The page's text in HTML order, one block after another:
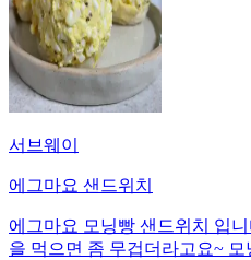
서브웨이
에그마요 샌드위치
에그마요 모닝빵 샌드위치 입
을 먹으면 좀 무겁더라고요~